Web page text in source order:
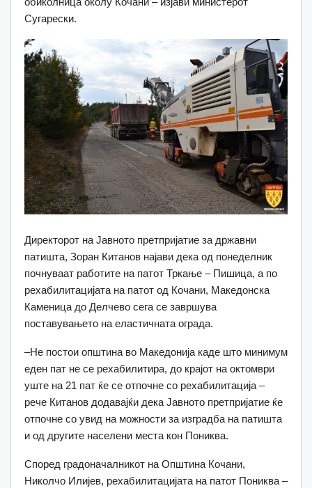
Сугарески.
Директорот на Јавното претпријатие за државни
патишта, Зоран Китанов најави дека од понеделник
почнуваат работите на патот Тркање – Пишица, а по
рехабилитацијата на патот од Кочани, Македонска
Каменица до Делчево сега се завршува
поставувањето на еластичната ограда.
–Не постои општина во Македонија каде што минимум
еден пат не се рехабилитира, до крајот на октомври
уште на 21 пат ќе се отпочне со рехабилитација –
рече Китанов додавајќи дека Јавното претпријатие ќе
отпочне со увид на можности за изградба на патишта
и од другите населени места кон Пониква.
Според градоначалникот на Општина Кочани,
Николчо Илијев, рехабилитацијата на патот Пониква –